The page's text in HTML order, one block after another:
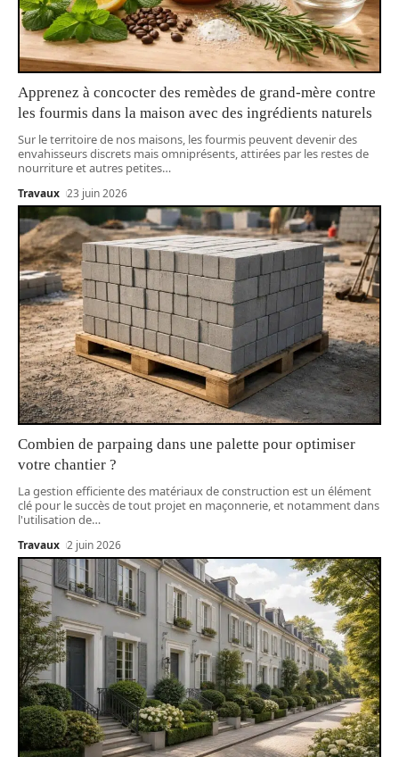
Apprenez à concocter des remèdes de grand-mère contre
les fourmis dans la maison avec des ingrédients naturels
Sur le territoire de nos maisons, les fourmis peuvent devenir des
envahisseurs discrets mais omniprésents, attirées par les restes de
nourriture et autres petites…
Travaux 23 juin 2026
Combien de parpaing dans une palette pour optimiser
votre chantier ?
La gestion efficiente des matériaux de construction est un élément
clé pour le succès de tout projet en maçonnerie, et notamment dans
l'utilisation de…
Travaux 2 juin 2026